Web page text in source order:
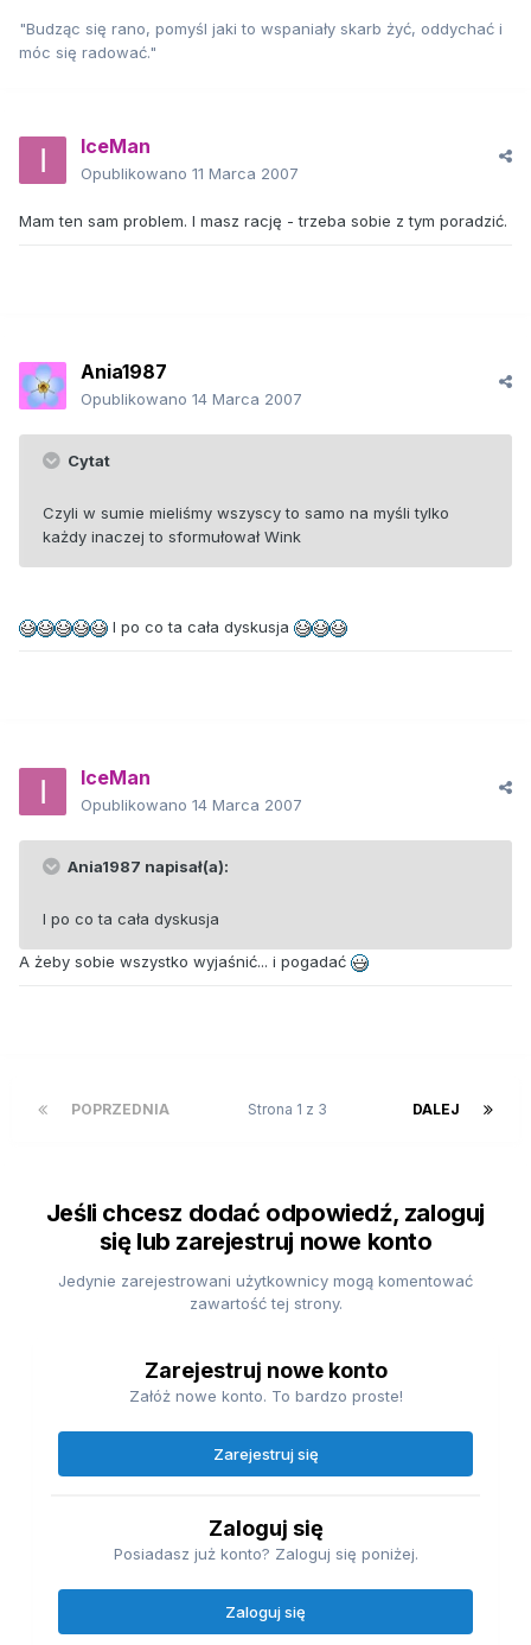
"Budząc się rano, pomyśl jaki to wspaniały skarb żyć, oddychać i
móc się radować."
IceMan
Opublikowano 11 Marca 2007
Mam ten sam problem. I masz rację - trzeba sobie z tym poradzić.
Ania1987
Opublikowano 14 Marca 2007
Cytat
Czyli w sumie mieliśmy wszyscy to samo na myśli tylko
każdy inaczej to sformułował Wink
I po co ta cała dyskusja
IceMan
Opublikowano 14 Marca 2007
Ania1987 napisał(a):
I po co ta cała dyskusja
A żeby sobie wszystko wyjaśnić... i pogadać
POPRZEDNIA DALEJ
Strona 1 z 3
Jeśli chcesz dodać odpowiedź, zaloguj
się lub zarejestruj nowe konto
Jedynie zarejestrowani użytkownicy mogą komentować
zawartość tej strony.
Zarejestruj nowe konto
Załóż nowe konto. To bardzo proste!
Zarejestruj się
Zaloguj się
Posiadasz już konto? Zaloguj się poniżej.
Zaloguj się